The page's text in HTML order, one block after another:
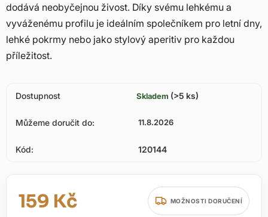
dodává neobyčejnou živost. Díky svému lehkému a
vyváženému profilu je ideálním společníkem pro letní dny,
lehké pokrmy nebo jako stylový aperitiv pro každou
příležitost.
Dostupnost Skladem (>5 ks)
Můžeme doručit do: 11.8.2026
Kód: 120144
159 Kč
Měrná cena:
MOŽNOSTI DORUČENÍ